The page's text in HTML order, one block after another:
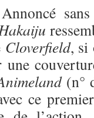
Annoncé
Cloverfield, si
une
(n°
ce